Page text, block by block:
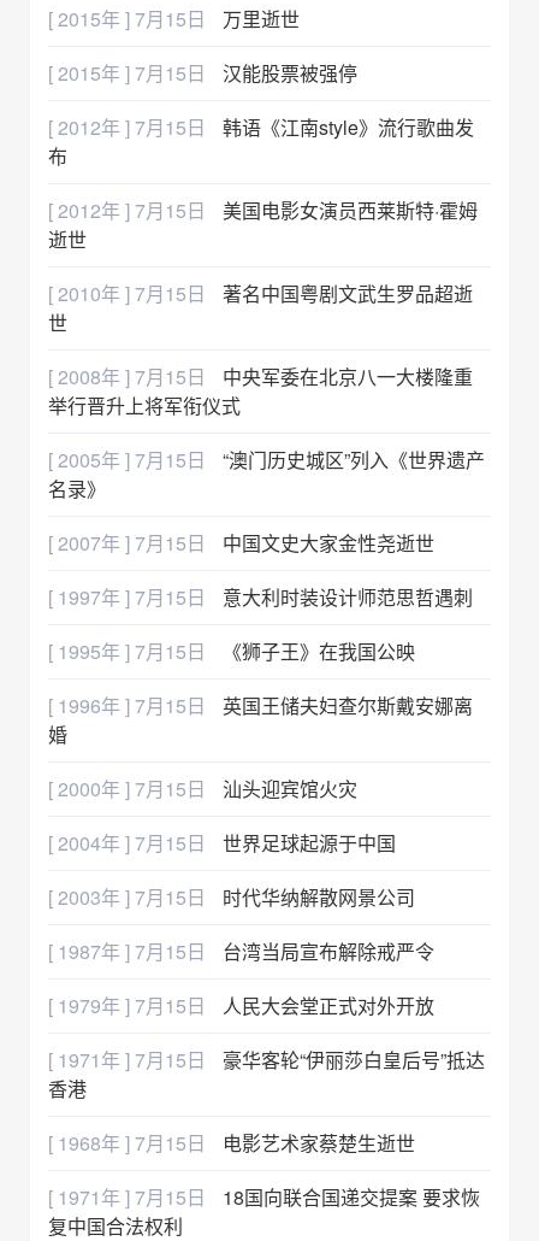
[ 2015年 ] 7月15日
万里逝世
[ 2015年 ] 7月15日
汉能股票被强停
[ 2012年 ] 7月15日
韩语《江南style》流行歌曲发
布
[ 2012年 ] 7月15日
美国电影女演员西莱斯特·霍姆
逝世
[ 2010年 ] 7月15日
著名中国粤剧文武生罗品超逝
世
[ 2008年 ] 7月15日
中央军委在北京八一大楼隆重
举行晋升上将军衔仪式
[ 2005年 ] 7月15日
“澳门历史城区”列入《世界遗产
名录》
[ 2007年 ] 7月15日
中国文史大家金性尧逝世
[ 1997年 ] 7月15日
意大利时装设计师范思哲遇刺
[ 1995年 ] 7月15日
《狮子王》在我国公映
[ 1996年 ] 7月15日
英国王储夫妇查尔斯戴安娜离
婚
[ 2000年 ] 7月15日
汕头迎宾馆火灾
[ 2004年 ] 7月15日
世界足球起源于中国
[ 2003年 ] 7月15日
时代华纳解散网景公司
[ 1987年 ] 7月15日
台湾当局宣布解除戒严令
[ 1979年 ] 7月15日
人民大会堂正式对外开放
[ 1971年 ] 7月15日
豪华客轮“伊丽莎白皇后号”抵达
香港
[ 1968年 ] 7月15日
电影艺术家蔡楚生逝世
[ 1971年 ] 7月15日
18国向联合国递交提案 要求恢
复中国合法权利